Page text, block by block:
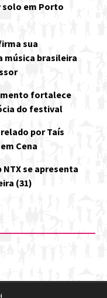
solo em Porto
sua
música brasileira
fortalece
do festival
por Taís
Cena
NTX se apresenta
(31)